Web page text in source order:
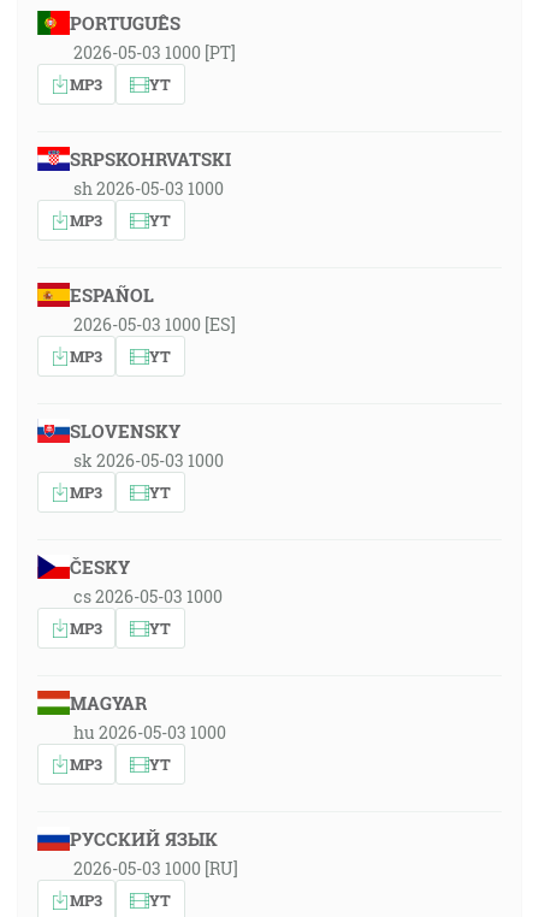
PORTUGUÊS
2026-05-03 1000 [PT]
MP3 YT
SRPSKOHRVATSKI
sh 2026-05-03 1000
MP3 YT
ESPAÑOL
2026-05-03 1000 [ES]
MP3 YT
SLOVENSKY
sk 2026-05-03 1000
MP3 YT
ČESKY
cs 2026-05-03 1000
MP3 YT
MAGYAR
hu 2026-05-03 1000
MP3 YT
РУССКИЙ ЯЗЫК
2026-05-03 1000 [RU]
MP3 YT